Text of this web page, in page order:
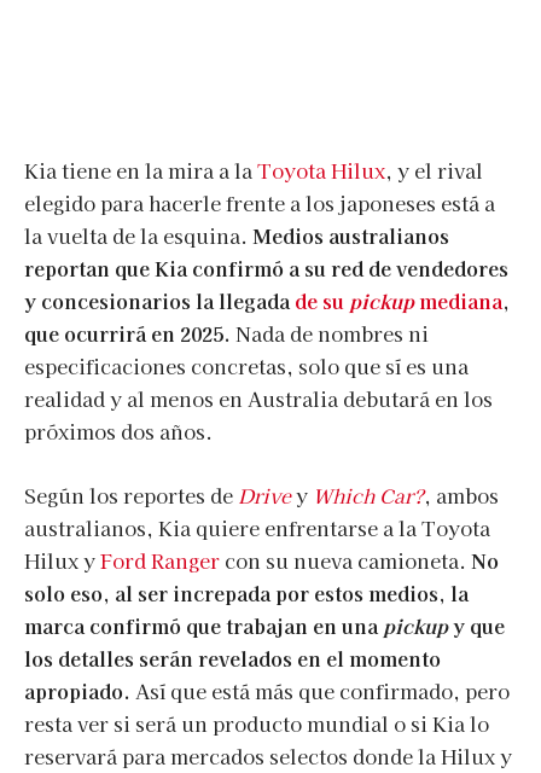
Kia tiene en la mira a laToyota Hilux, y el rival
elegido para hacerle frente a los japoneses está a
la vuelta de la esquina. Medios australianos
reportan que Kia confirmó a su red de vendedores
y concesionarios la llegadade su pickupmediana,
que ocurrirá en 2025. Nada de nombres ni
especificaciones concretas, solo que sí es una
realidad y al menos en Australia debutará en los
próximos dos años.
Según los reportes de Drivey Which Car?, ambos
australianos, Kia quiere enfrentarse a la Toyota
Hilux yFord Ranger con su nueva camioneta. No
solo eso, al ser increpada por estos medios, la
marca confirmó que trabajan en unapickupy que
los detalles serán revelados en el momento
apropiado. Así que está más que confirmado, pero
resta ver si será un producto mundial o si Kia lo
reservará para mercados selectos donde la Hilux y